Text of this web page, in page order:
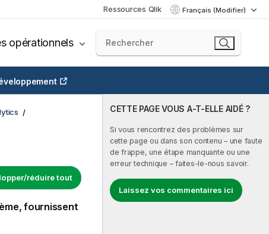
Ressources Qlik Français (Modifier)
opérationnels
CETTE PAGE VOUS A-T-ELLE AIDÉ ?
Si vous rencontrez des problèmes sur
cette page ou dans son contenu – une faute
de frappe, une étape manquante ou une
erreur technique – faites-le-nous savoir.
Laissez vos commentaires ici
réduire tout
fournissent